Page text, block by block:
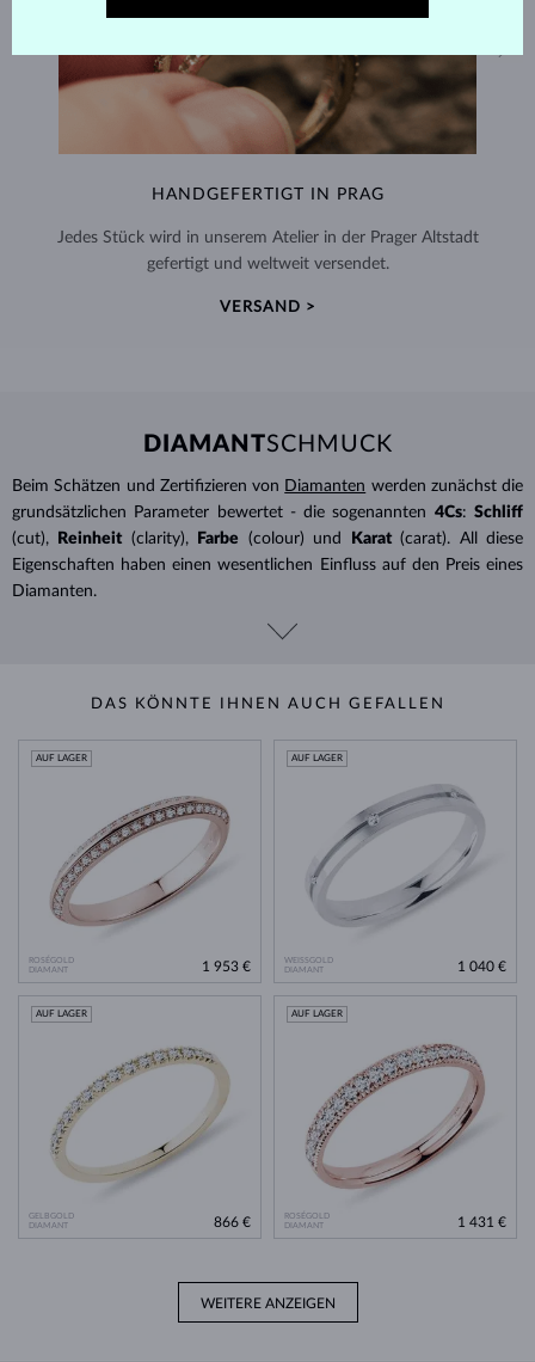
HANDGEFERTIGT IN PRAG
Jedes Stück wird in unserem Atelier in der Prager Altstadt
gefertigt und weltweit versendet.
VERSAND >
DIAMANTSCHMUCK
Beim Schätzen und Zertifizieren von Diamanten werden zunächst die
grundsätzlichen Parameter bewertet - die sogenannten 4Cs: Schliff
(cut),
Reinheit (clarity), Farbe (colour) und Karat (carat). All diese
Eigenschaften haben einen wesentlichen Einfluss auf den Preis eines
Diamanten.
DAS KÖNNTE IHNEN AUCH GEFALLEN
ROSÉGOLD
DIAMANT
AUF LAGER
1 953 €
WEISSGOLD
DIAMANT
AUF LAGER
1 040 €
GELBGOLD
DIAMANT
AUF LAGER
866 €
ROSÉGOLD
DIAMANT
AUF LAGER
1 431 €
WEITERE ANZEIGEN